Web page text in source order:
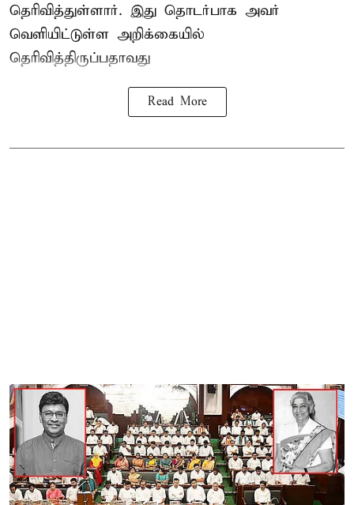
தெரிவித்துள்ளார். இது தொடர்பாக அவர்
வெளியிட்டுள்ள அறிக்கையில்
தெரிவித்திருப்பதாவது
Read More